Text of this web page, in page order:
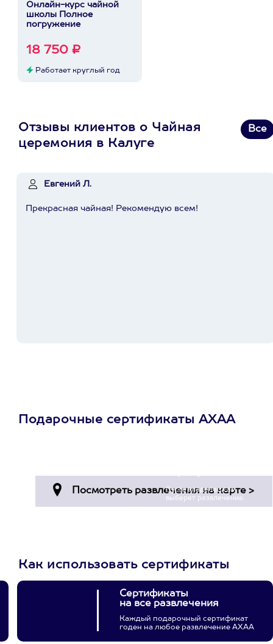
Онлайн-курс чайной
школы Полное
погружение
18 750 ₽
Работает круглый год
Отзывы клиентов о Чайная
церемония в Калуге
Все
Евгений Л.
Прекрасная чайная! Рекомендую всем!
Подарочные сертификаты АХАА
Пусть владелец сам
выберет развлечение.
Как использовать сертификаты
Сертификаты
на все развлечения
Каждый подарочный сертификат
годен на любое развлечение АХАА